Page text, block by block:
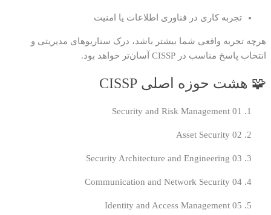
تجربه کاری در فناوری اطلاعات یا امنیت
هرچه تجربه واقعی شما بیشتر باشد، درک سناریوهای مدیریتی و
انتخاب پاسخ مناسب در CISSP آسان‌تر خواهد بود.
🧩 هشت حوزه اصلی CISSP
01
02
03
04
05